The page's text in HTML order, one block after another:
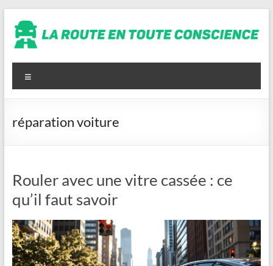
contenu
La
route
en
toute
conscience
réparation voiture
Rouler avec une vitre cassée : ce
qu’il faut savoir